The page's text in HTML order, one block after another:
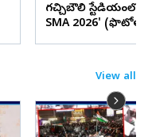
గచ్చిబౌలి స్టేడియంలో
SMA 2026'
View all